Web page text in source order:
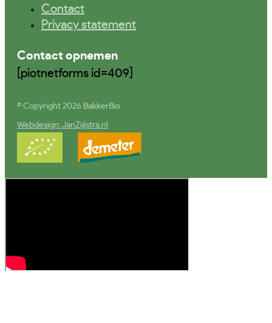
Contact
Privacy statement
Contact opnemen
[piotnetforms id=409]
© Copyright 2026 BakkerBio
Webdesign: JanZijlstra.nl